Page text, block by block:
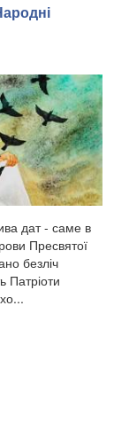
дат - саме в
Пресвятої
безліч
Патріоти